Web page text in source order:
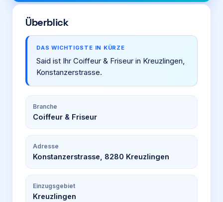
Überblick
DAS WICHTIGSTE IN KÜRZE
Said ist Ihr Coiffeur & Friseur in Kreuzlingen,
Konstanzerstrasse.
Branche
Coiffeur & Friseur
Adresse
Konstanzerstrasse, 8280 Kreuzlingen
Einzugsgebiet
Kreuzlingen